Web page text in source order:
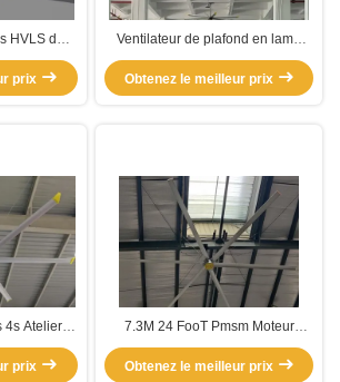
HVLS de
vitesse de
prix
Ventilateur de plafond en lame
d'aluminium de 22 pieds pour la
ventilation d'atelier
Obtenez le meilleur prix
4s Atelier
de gros
prix
7.3M 24 FooT Pmsm Moteur
Ventilation industrielle Grands
ventilateurs HVLS
Obtenez le meilleur prix